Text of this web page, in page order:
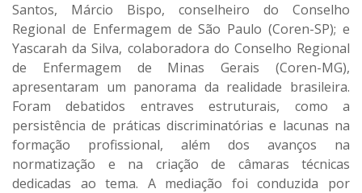
Santos, Márcio Bispo, conselheiro do Conselho
Regional de Enfermagem de São Paulo (Coren-SP); e
Yascarah da Silva, colaboradora do Conselho Regional
de Enfermagem de Minas Gerais (Coren-MG),
apresentaram um panorama da realidade brasileira.
Foram debatidos entraves estruturais, como a
persistência de práticas discriminatórias e lacunas na
formação profissional, além dos avanços na
normatização e na criação de câmaras técnicas
dedicadas ao tema. A mediação foi conduzida por